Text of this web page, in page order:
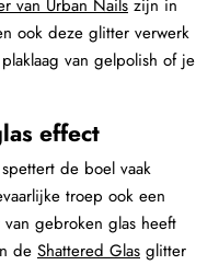
van Urban Nails zijn in
ook deze glitter verwerk
van gelpolish of je
effect
de boel vaak
troep ook een
gebroken glas heeft
de Shattered Glas glitter